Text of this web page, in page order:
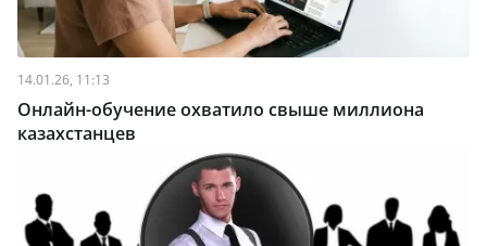
14.01.26, 11:13
Онлайн-обучение охватило свыше миллиона
казахстанцев